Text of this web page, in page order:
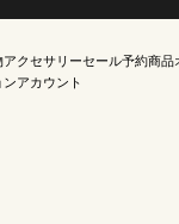
アクセサリーセール予約商品
アカウント